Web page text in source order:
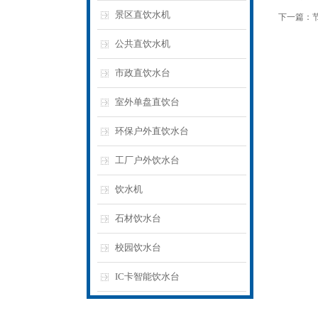
景区直饮水机
公共直饮水机
市政直饮水台
室外单盘直饮台
环保户外直饮水台
工厂户外饮水台
饮水机
石材饮水台
校园饮水台
IC卡智能饮水台
下一篇：